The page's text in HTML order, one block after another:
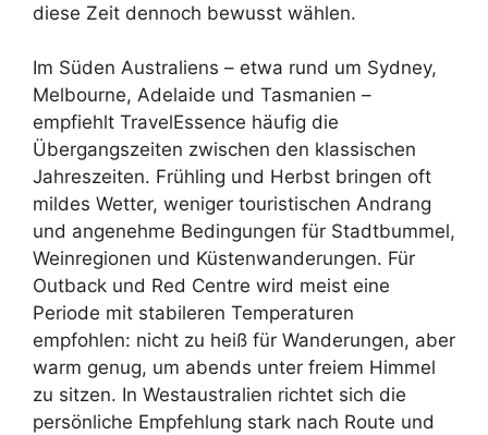
diese Zeit dennoch bewusst wählen.
Im Süden Australiens – etwa rund um Sydney,
Melbourne, Adelaide und Tasmanien –
empfiehlt TravelEssence häufig die
Übergangszeiten zwischen den klassischen
Jahreszeiten. Frühling und Herbst bringen oft
mildes Wetter, weniger touristischen Andrang
und angenehme Bedingungen für Stadtbummel,
Weinregionen und Küstenwanderungen. Für
Outback und Red Centre wird meist eine
Periode mit stabileren Temperaturen
empfohlen: nicht zu heiß für Wanderungen, aber
warm genug, um abends unter freiem Himmel
zu sitzen. In Westaustralien richtet sich die
persönliche Empfehlung stark nach Route und